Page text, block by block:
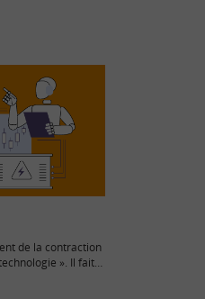
de la contraction
». Il fait